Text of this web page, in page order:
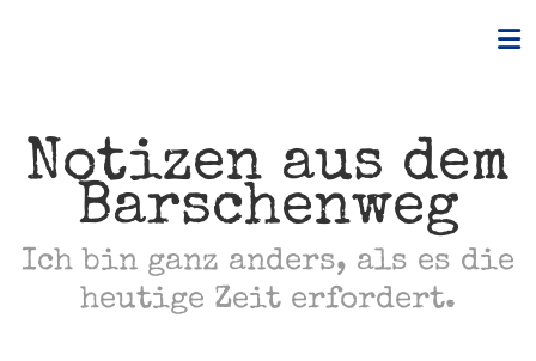
Notizen aus dem
Barschenweg
Ich bin ganz anders, als es die
heutige Zeit erfordert.